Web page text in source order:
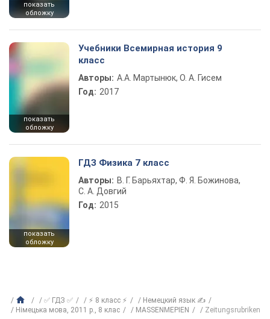
показать
обложку
показать
обложку
Учебники Всемирная история 9
класс
Авторы: А.А. Мартынюк, О. А. Гисем
Год: 2017
показать
обложку
ГДЗ Физика 7 класс
Авторы: В. Г. Барьяхтар, Ф. Я. Божинова,
С. А. Довгий
Год: 2015
✅ ГДЗ ✅ ⚡ 8 класс ⚡
Немецкий язык ✍
Німецька мова, 2011 р., 8 клас
MASSENMEPIEN Zeitungsrubriken